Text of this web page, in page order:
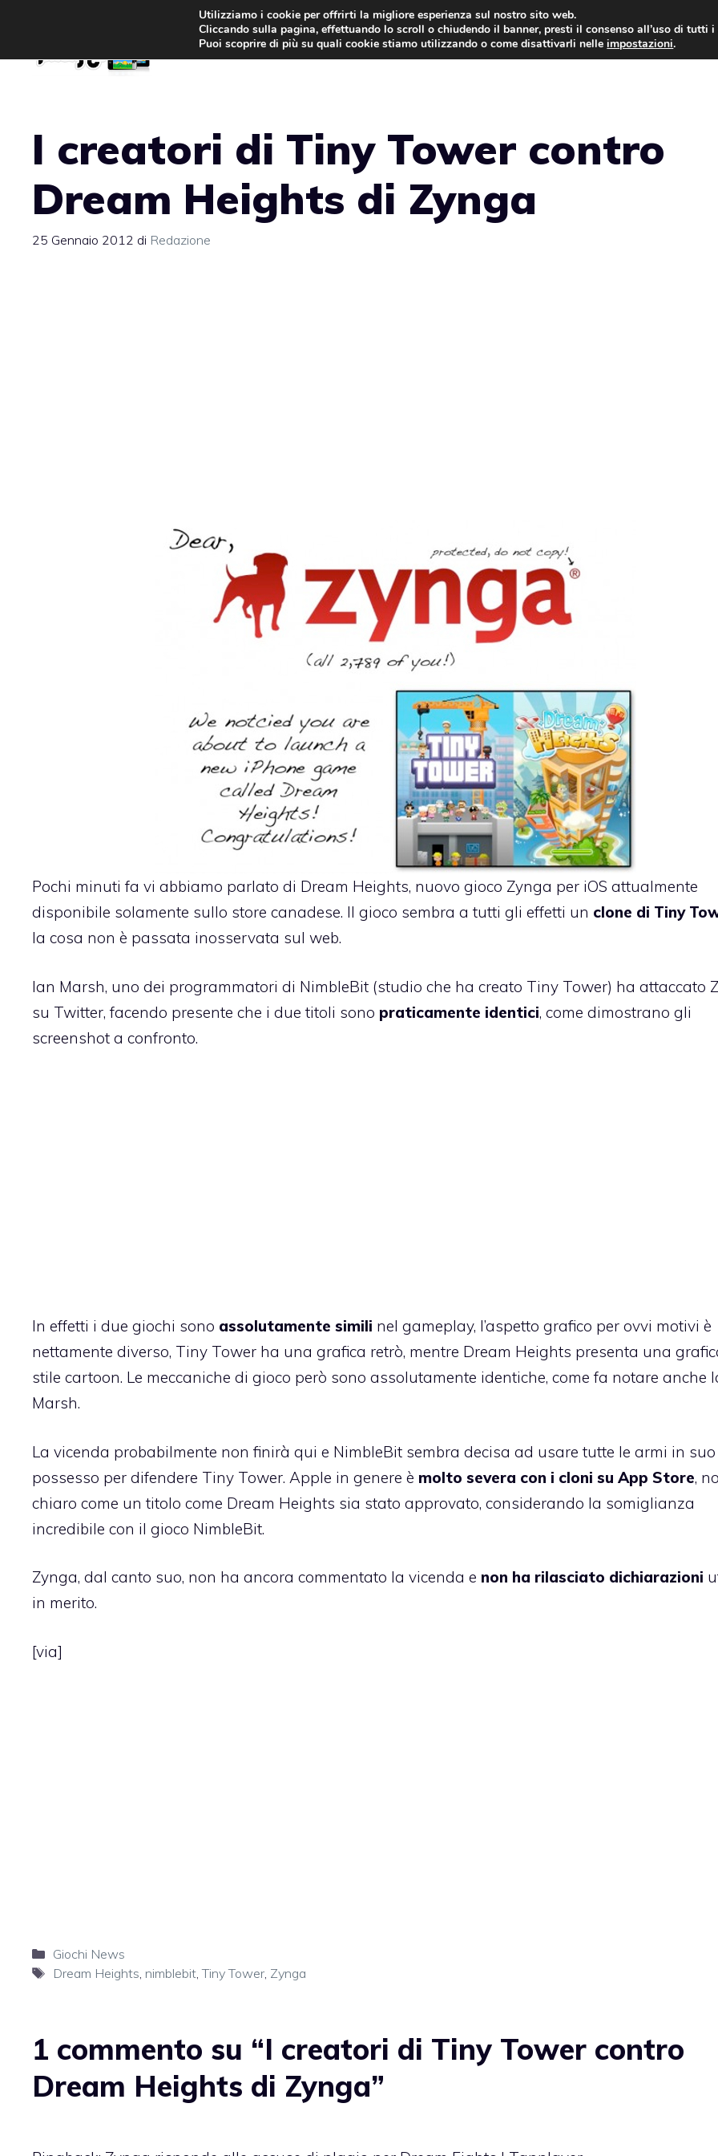
contenuto
GIOCHI NEWS
I creatori di Tiny Tower contro
Dream Heights di Zynga
25 Gennaio 2012 di Redazione
Pochi minuti fa vi abbiamo parlato di Dream Heights, nuovo gioco Zynga per iOS attualmente
disponibile solamente sullo store canadese. Il gioco sembra a tutti gli effetti un clone di Tiny
la cosa non è passata inosservata sul web.
Ian Marsh, uno dei programmatori di NimbleBit (studio che ha creato Tiny Tower) ha attaccato
su Twitter, facendo presente che i due titoli sono praticamente identici, come dimostrano gli
screenshot a confronto.
In effetti i due giochi sono assolutamente simili nel gameplay, l’aspetto grafico per ovvi motivi è
nettamente diverso, Tiny Tower ha una grafica retrò, mentre Dream Heights presenta una
stile cartoon. Le meccaniche di gioco però sono assolutamente identiche, come fa notare anche
Marsh.
La vicenda probabilmente non finirà qui e NimbleBit sembra decisa ad usare tutte le armi in suo
possesso per difendere Tiny Tower. Apple in genere è molto severa con i cloni su App Store,
chiaro come un titolo come Dream Heights sia stato approvato, considerando la somiglianza
incredibile con il gioco NimbleBit.
Zynga, dal canto suo, non ha ancora commentato la vicenda e non ha rilasciato dichiarazioni
in merito.
[via]
Categorie
Giochi News
Tag
Dream Heights, nimblebit,Tiny Tower, Zynga
1 commento su “I creatori di Tiny Tower contro
Dream Heights di Zynga”
Utilizziamo i cookie per offrirti la migliore esperienza sul nostro sito web.
Cliccando sulla pagina, effettuando lo scroll o chiudendo il banner, presti il consenso all’uso di tutti i
Puoi scoprire di più su quali cookie stiamo utilizzando o come disattivarli nelleimpostazioni.